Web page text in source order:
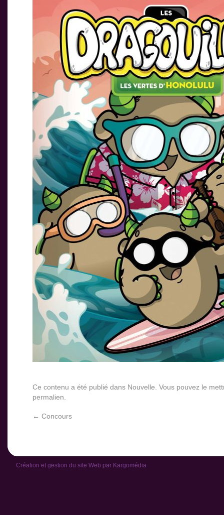
Ce contenu a été publié dans Nouvelle . Vous pouvez le
permalien
← Concours
Création et gestion du site Web par Kargomédia